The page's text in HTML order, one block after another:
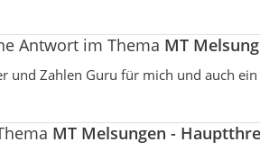
Antwort im Thema MT
und Zahlen Guru für mich und auch ein
MT Melsungen -